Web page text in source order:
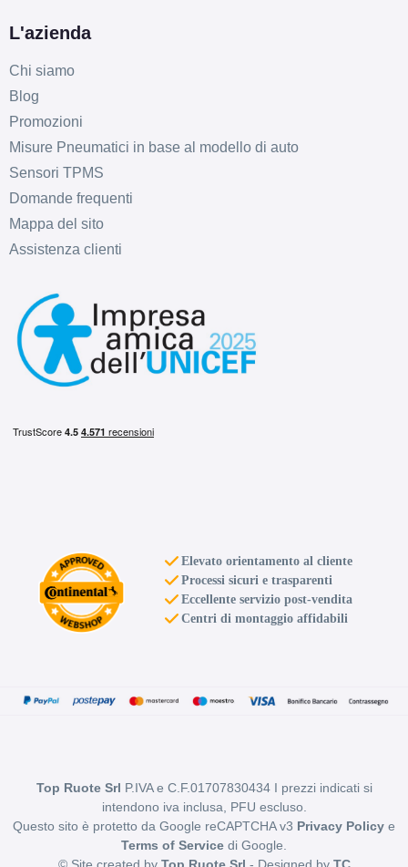
L'azienda
Chi siamo
Blog
Promozioni
Misure Pneumatici in base al modello di auto
Sensori TPMS
Domande frequenti
Mappa del sito
Assistenza clienti
Elevato orientamento al cliente
Processi sicuri e trasparenti
Eccellente servizio post-vendita
Centri di montaggio affidabili
Top Ruote Srl P.IVA e C.F.01707830434 I prezzi indicati si
intendono iva inclusa, PFU escluso.
Questo sito è protetto da Google reCAPTCHA v3 Privacy Policy e
Terms of Service di Google.